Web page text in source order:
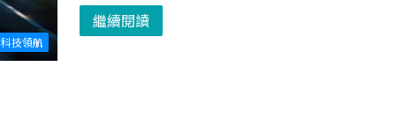
科技領航
繼續閱讀